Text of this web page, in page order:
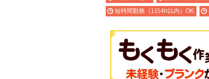
短時間勤務（1日4h以内）OK